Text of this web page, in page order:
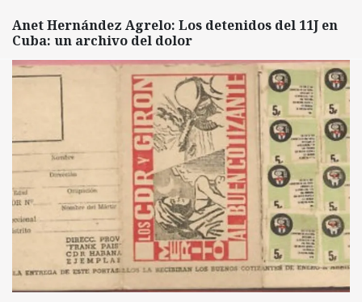
Anet Hernández Agrelo: Los detenidos del 11J en
Cuba: un archivo del dolor